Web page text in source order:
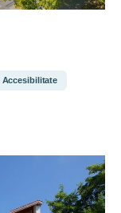
Accesibilitate